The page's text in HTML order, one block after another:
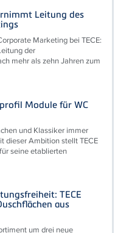
Leitung des
Marketing bei TECE:
der
mehr als zehn Jahren zum
Module für WC
und Klassiker immer
dieser Ambition stellt TECE
seine etablierten
TECE
aus
um drei neue